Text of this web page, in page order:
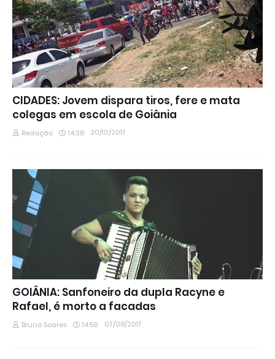
CIDADES: Jovem dispara tiros, fere e mata
colegas em escola de Goiânia
Redação 14:38 20/10/2017
GOIÂNIA: Sanfoneiro da dupla Racyne e
Rafael, é morto a facadas
Bruno Soares 14:59 07/08/2017